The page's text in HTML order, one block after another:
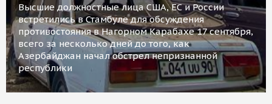
Высшие должностные лица США, ЕС и России
встретились в Стамбуле для обсуждения
противостояния в Нагорном Карабахе 17 сентября,
всего за несколько дней до того, как
Азербайджан начал обстрел непризнанной
республики